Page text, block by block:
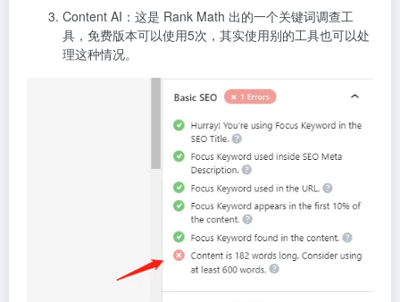
Content AI：这是 Rank Math 出的一个关键词调查工
具，免费版本可以使用5次，其实使用别的工具也可以处
理这种情况。